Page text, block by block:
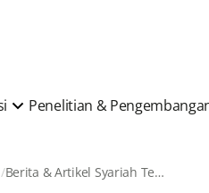
Penelitian &
Berita & Artikel Syariah Terkini